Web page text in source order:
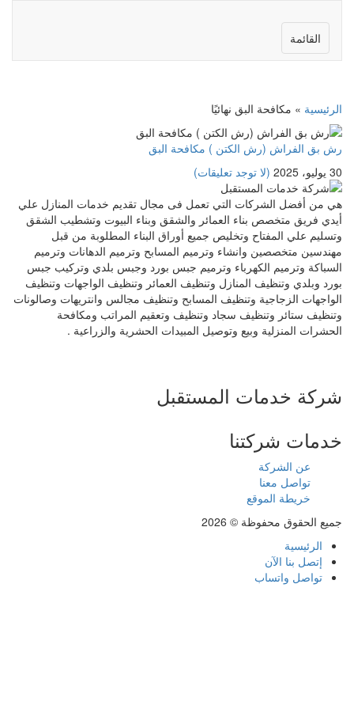
القائمة
الرئيسية » مكافحة البق نهائيًا
رش بق الفراش (رش الكتن ) مكافحة البق
30 يوليو، 2025
(لا توجد تعليقات)
هي من أفضل الشركات التي تعمل فى مجال تقديم خدمات المنازل علي
أيدي فريق متخصص بناء العمائر والشقق وبناء البيوت وتشطيب الشقق
وتسليم علي المفتاح وتخليص جميع أوراق البناء المطلوبة من قبل
مهندسين متخصصين وانشاء وترميم المسابح وترميم الدهانات وترميم
السباكة وترميم الكهرباء وترميم جبس بورد وجبس بلدي وتركيب جبس
بورد وبلدي وتنظيف المنازل وتنظيف العمائر وتنظيف الواجهات وتنظيف
الواجهات الزجاجية وتنظيف المسابح وتنظيف مجالس وانتريهات وصالونات
وتنظيف ستائر وتنظيف سجاد وتنظيف وتعقيم المراتب ومكافحة
الحشرات المنزلية وبيع وتوصيل المبيدات الحشرية والزراعية .
شركة خدمات المستقبل
خدمات شركتنا
عن الشركة
تواصل معنا
خريطة الموقع
جميع الحقوق محفوظة © 2026
الرئيسية
إتصل بنا الآن
تواصل واتساب